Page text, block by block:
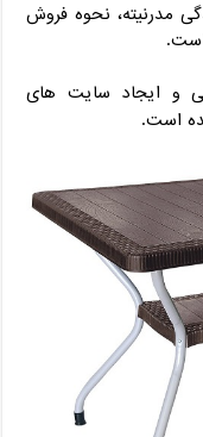
مدرنیته، نحوه فروش
و ایجاد سایت های
است.